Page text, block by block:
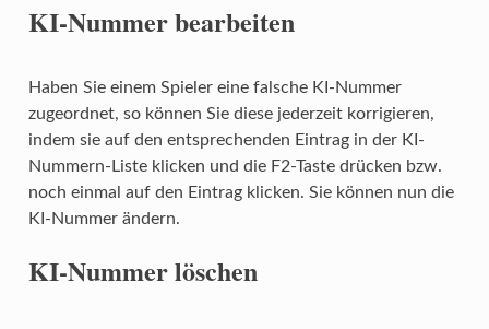
KI-Nummer bearbeiten
Haben Sie einem Spieler eine falsche KI-Nummer
zugeordnet, so können Sie diese jederzeit korrigieren,
indem sie auf den entsprechenden Eintrag in der KI-
Nummern-Liste klicken und die F2-Taste drücken bzw.
noch einmal auf den Eintrag klicken. Sie können nun die
KI-Nummer ändern.
KI-Nummer löschen